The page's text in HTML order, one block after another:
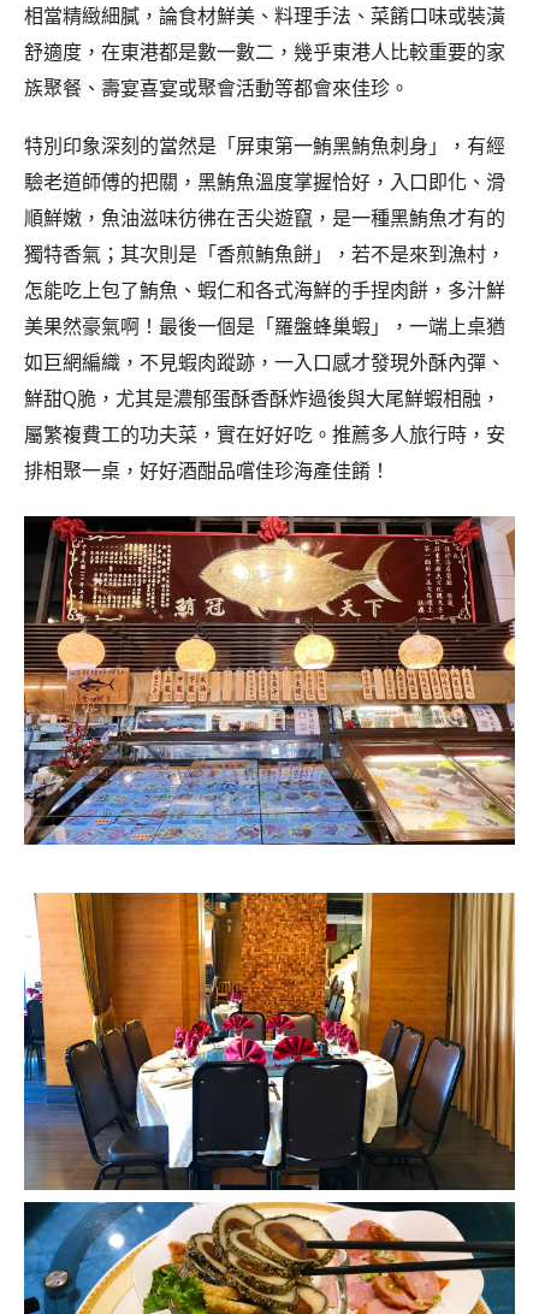
相當精緻細膩，論食材鮮美、料理手法、菜餚口味或裝潢
舒適度，在東港都是數一數二，幾乎東港人比較重要的家
族聚餐、壽宴喜宴或聚會活動等都會來佳珍。
特別印象深刻的當然是「屏東第一鮪黑鮪魚刺身」，有經
驗老道師傅的把關，黑鮪魚溫度掌握恰好，入口即化、滑
順鮮嫩，魚油滋味彷彿在舌尖遊竄，是一種黑鮪魚才有的
獨特香氣；其次則是「香煎鮪魚餅」，若不是來到漁村，
怎能吃上包了鮪魚、蝦仁和各式海鮮的手捏肉餅，多汁鮮
美果然豪氣啊！最後一個是「羅盤蜂巢蝦」，一端上桌猶
如巨網編織，不見蝦肉蹤跡，一入口感才發現外酥內彈、
鮮甜Q脆，尤其是濃郁蛋酥香酥炸過後與大尾鮮蝦相融，
屬繁複費工的功夫菜，實在好好吃。推薦多人旅行時，安
排相聚一桌，好好酒酣品嚐佳珍海產佳餚！